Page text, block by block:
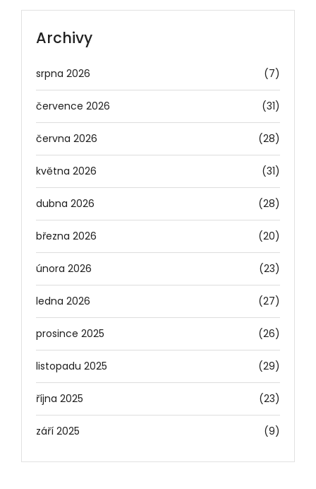
Archivy
srpna 2026 (7)
července 2026 (31)
června 2026 (28)
května 2026 (31)
dubna 2026 (28)
března 2026 (20)
února 2026 (23)
ledna 2026 (27)
prosince 2025 (26)
listopadu 2025 (29)
října 2025 (23)
září 2025 (9)